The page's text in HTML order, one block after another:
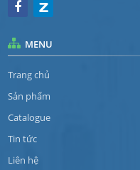
MENU
Trang chủ
Sản phẩm
Catalogue
Tin tức
Liên hệ